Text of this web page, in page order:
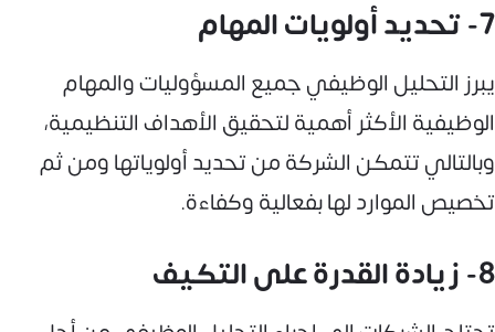
7- تحديد أولويات المهام
يبرز التحليل الوظيفي جميع المسؤوليات والمهام
الوظيفية الأكثر أهمية لتحقيق الأهداف التنظيمية،
وبالتالي تتمكن الشركة من تحديد أولوياتها ومن ثم
تخصيص الموارد لها بفعالية وكفاءة.
8- زيادة القدرة على التكيف